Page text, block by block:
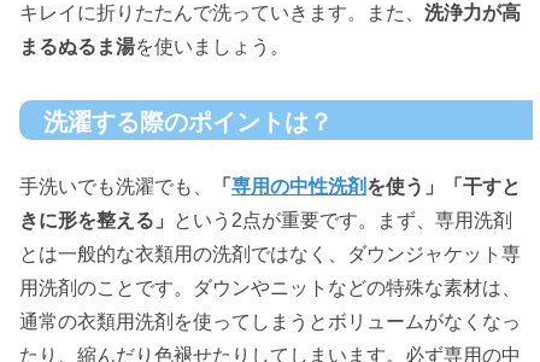
キレイに折りたたんで洗っていきます。また、 洗浄力が高
まるぬるま湯を使いましょう。
洗濯する際のポイントは？
手洗いでも洗濯でも、 「 専用の中性洗剤 を使う」「干すと
きに形を整える」
という2点が重要です。まず、専用洗剤
とは一般的な衣類用の洗剤ではなく、ダウンジャケット専
用洗剤のことです。ダウンやニットなどの特殊な素材は、
通常の衣類用洗剤を使ってしまうとボリュームがなくなっ
たり、縮んだり色褪せたりしてしまいます。必ず専用の中